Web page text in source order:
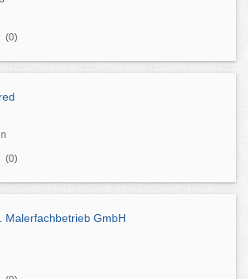
(0)
(0)
Malerfachbetrieb GmbH